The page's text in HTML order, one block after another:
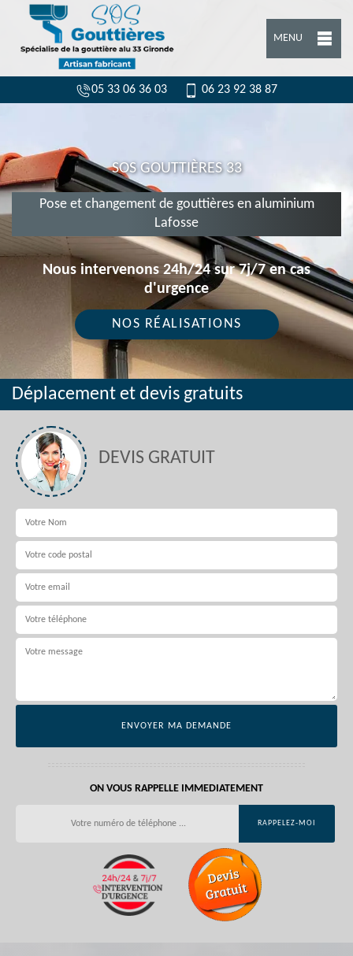
MENU
05 33 06 36 03 06 23 92 38 87
SOS GOUTTIÈRES 33
Pose et changement de gouttières en aluminium
Lafosse
Nous intervenons 24h/24 sur 7j/7 en cas
d'urgence
NOS RÉALISATIONS
Déplacement et devis gratuits
DEVIS GRATUIT
ON VOUS RAPPELLE IMMEDIATEMENT